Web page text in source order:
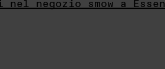
negozio smow a Essen